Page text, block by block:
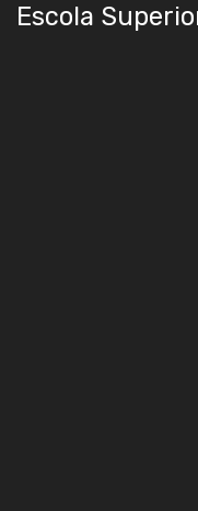
Escola